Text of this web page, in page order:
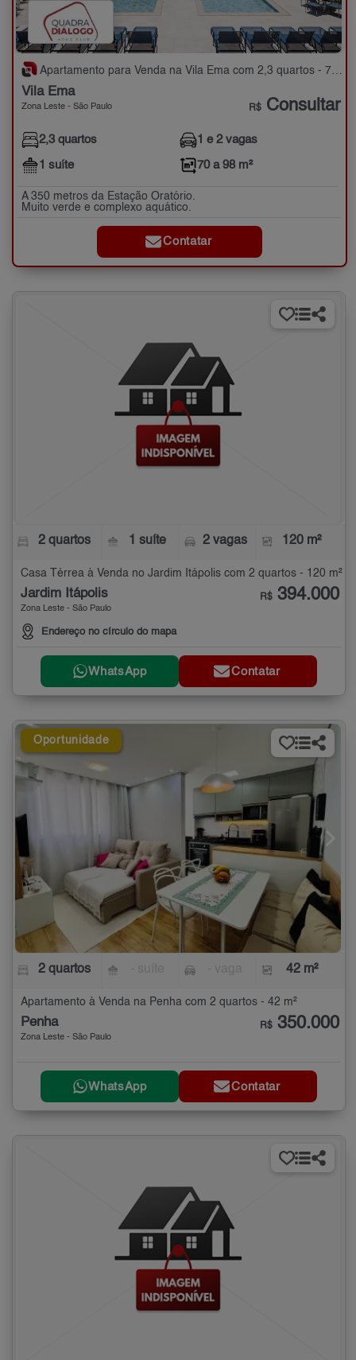
Apartamento para Venda na Vila Ema com 2,3 quartos - 70 a 98 m²
Vila Ema
Zona Leste - São Paulo R$ Consultar
2,3 quartos
1 suíte
1 e 2 vagas
70 a 98 m²
A 350 metros da Estação Oratório.
Muito verde e complexo aquático.
Contatar
2 quartos 1 suíte 2 vagas 120 m²
Casa Térrea à Venda no Jardim Itápolis com 2 quartos - 120 m²
Jardim Itápolis
Zona Leste - São Paulo
Endereço no círculo do mapa
R$ 394.000
WhatsApp Contatar
Oportunidade
2 quartos 42 m²
Apartamento à Venda na Penha com 2 quartos - 42 m²
Penha
Zona Leste - São Paulo
R$ 350.000
WhatsApp Contatar